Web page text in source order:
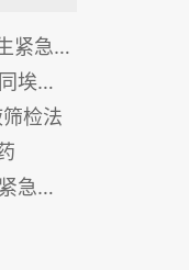
状态
拉
检法
施